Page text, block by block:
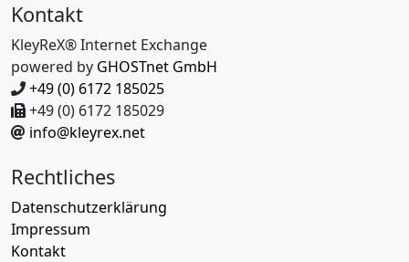
Kontakt
KleyReX® Internet Exchange
powered by GHOSTnet GmbH
+49 (0) 6172 185025
+49 (0) 6172 185029
info@kleyrex.net
Rechtliches
Datenschutzerklärung
Impressum
Kontakt